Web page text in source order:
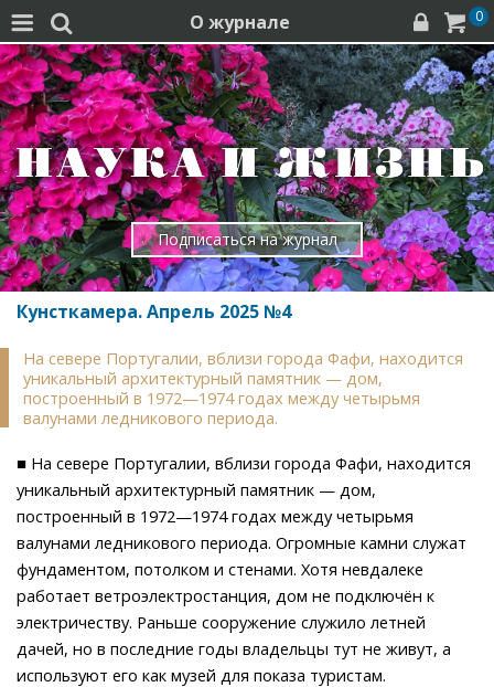
  О журнале   0
Подписаться на журнал
Кунсткамера. Апрель 2025 №4
На севере Португалии, вблизи города Фафи, находится
уникальный архитектурный памятник — дом,
построенный в 1972—1974 годах между четырьмя
валунами ледникового периода.
■ На севере Португалии, вблизи города Фафи, находится
уникальный архитектурный памятник — дом,
построенный в 1972—1974 годах между четырьмя
валунами ледникового периода. Огромные камни служат
фундаментом, потолком и стенами. Хотя невдалеке
работает ветроэлектростанция, дом не подключён к
электричеству. Раньше сооружение служило летней
дачей, но в последние годы владельцы тут не живут, а
используют его как музей для показа туристам.